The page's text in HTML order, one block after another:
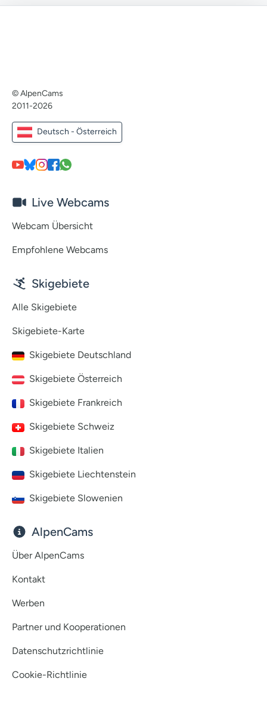
© AlpenCams
2011-2026
Deutsch - Österreich
Live Webcams
Webcam Übersicht
Empfohlene Webcams
Skigebiete
Alle Skigebiete
Skigebiete-Karte
Skigebiete Deutschland
Skigebiete Österreich
Skigebiete Frankreich
Skigebiete Schweiz
Skigebiete Italien
Skigebiete Liechtenstein
Skigebiete Slowenien
AlpenCams
Über AlpenCams
Kontakt
Werben
Partner und Kooperationen
Datenschutzrichtlinie
Cookie-Richtlinie